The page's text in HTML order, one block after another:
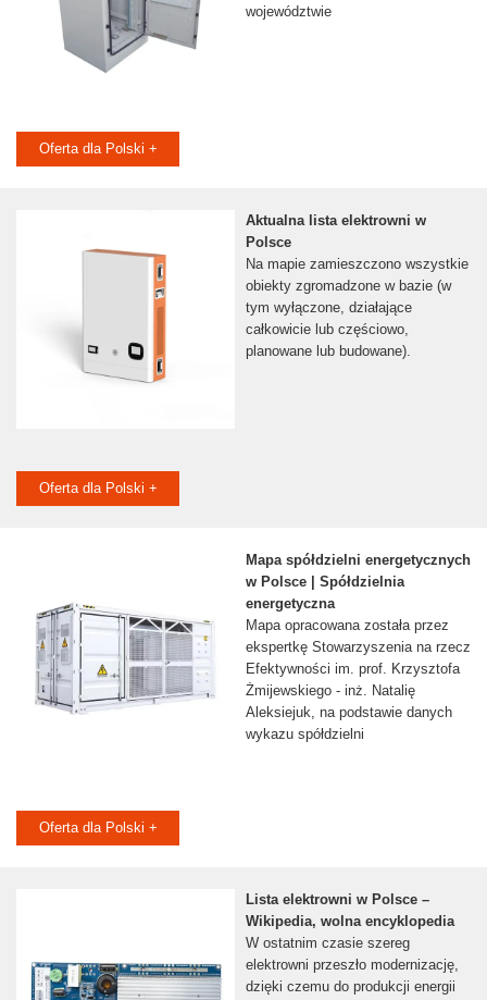
województwie
Oferta dla Polski +
Aktualna lista elektrowni w
Polsce
Na mapie zamieszczono wszystkie
obiekty zgromadzone w bazie (w
tym wyłączone, działające
całkowicie lub częściowo,
planowane lub budowane).
Oferta dla Polski +
Mapa spółdzielni energetycznych
w Polsce | Spółdzielnia
energetyczna
Mapa opracowana została przez
ekspertkę Stowarzyszenia na rzecz
Efektywności im. prof. Krzysztofa
Żmijewskiego - inż. Natalię
Aleksiejuk, na podstawie danych
wykazu spółdzielni
Oferta dla Polski +
Lista elektrowni w Polsce –
Wikipedia, wolna encyklopedia
W ostatnim czasie szereg
elektrowni przeszło modernizację,
dzięki czemu do produkcji energii